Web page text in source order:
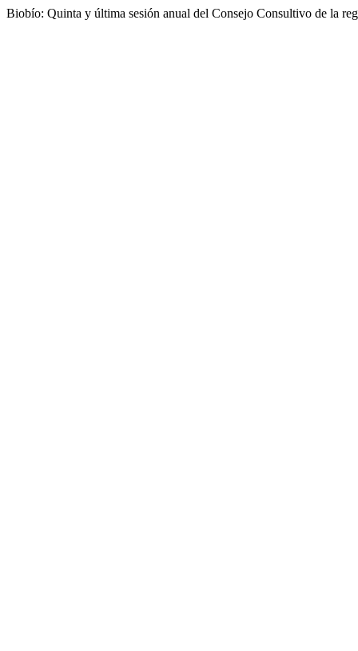
Biobío: Quinta y última sesión anual del Consejo Consultivo de la